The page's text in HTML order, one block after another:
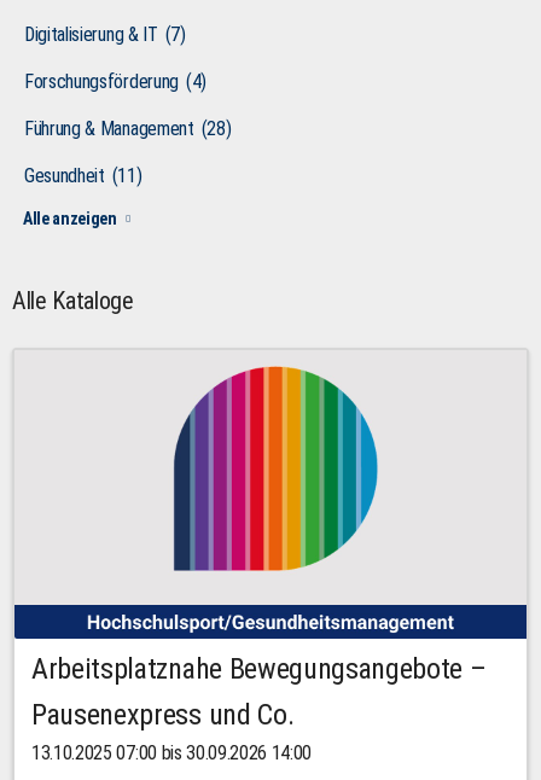
Digitalisierung & IT (7)
Forschungsförderung (4)
Führung & Management (28)
Gesundheit (11)
Alle anzeigen
Alle Kataloge
Arbeitsplatznahe Bewegungsangebote –
Pausenexpress und Co.
13.10.2025 07:00 bis 30.09.2026 14:00